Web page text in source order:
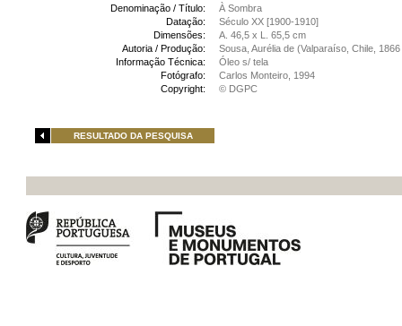
Denominação / Título:
À Sombra
Datação:
Século XX [1900-1910]
Dimensões:
A. 46,5 x L. 65,5 cm
Autoria / Produção:
Sousa, Aurélia de (Valparaíso, Chile,
Informação Técnica:
Óleo s/ tela
Fotógrafo:
Carlos Monteiro, 1994
Copyright:
© DGPC
RESULTADO DA PESQUISA